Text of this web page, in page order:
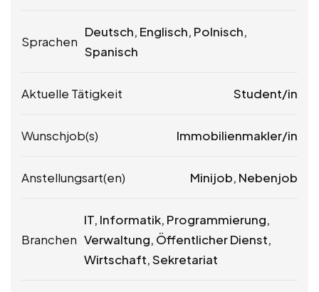
Sprachen
Deutsch, Englisch, Polnisch,
Spanisch
Aktuelle Tätigkeit Student/in
Wunschjob(s) Immobilienmakler/in
Anstellungsart(en) Minijob, Nebenjob
Branchen
IT, Informatik, Programmierung,
Verwaltung, Öffentlicher Dienst,
Wirtschaft, Sekretariat